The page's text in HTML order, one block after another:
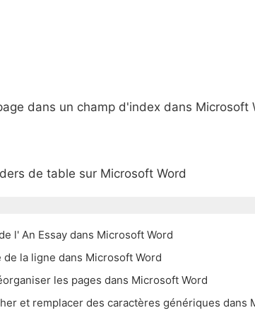
dans un champ d'index dans Microsoft
de table sur Microsoft Word
l' An Essay dans Microsoft Word
la ligne dans Microsoft Word
les pages dans Microsoft Word
et remplacer des caractères génériques dans